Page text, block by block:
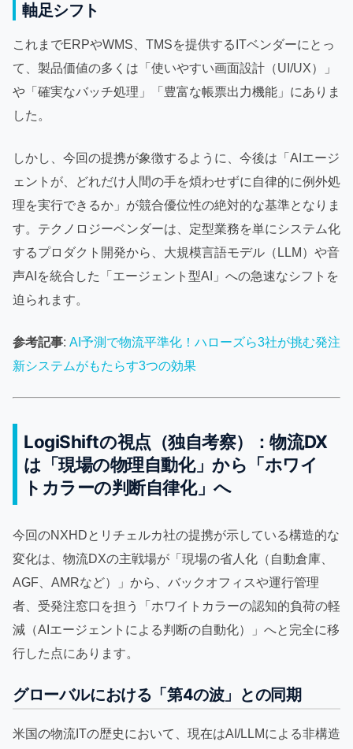
軸足シフト
これまでERPやWMS、TMSを提供するITベンダーにとっ
て、製品価値の多くは「使いやすい画面設計（UI/UX）」
や「確実なバッチ処理」「豊富な帳票出力機能」にありま
した。
しかし、今回の提携が象徴するように、今後は「AIエージ
ェントが、どれだけ人間の手を煩わせずに自律的に例外処
理を実行できるか」が競合優位性の絶対的な基準となりま
す。テクノロジーベンダーは、定型業務を単にシステム化
するプロダクト開発から、大規模言語モデル（LLM）や音
声AIを統合した「エージェント型AI」への急速なシフトを
迫られます。
参考記事: AI予測で物流平準化！ハローズら3社が挑む発注
新システムがもたらす3つの効果
LogiShiftの視点（独自考察）：物流DX
は「現場の物理自動化」から「ホワイ
トカラーの判断自律化」へ
今回のNXHDとリチェルカ社の提携が示している構造的な
変化は、物流DXの主戦場が「現場の省人化（自動倉庫、
AGF、AMRなど）」から、バックオフィスや運行管理
者、受発注窓口を担う「ホワイトカラーの認知的負荷の軽
減（AIエージェントによる判断の自動化）」へと完全に移
行した点にあります。
グローバルにおける「第4の波」との同期
米国の物流ITの歴史において、現在はAI/LLMによる非構造